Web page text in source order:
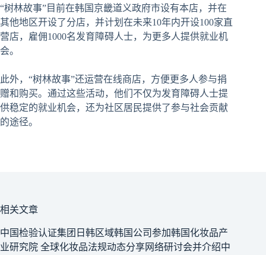
“树林故事”目前在韩国京畿道义政府市设有本店，并在
其他地区开设了分店，并计划在未来10年内开设100家直
营店，雇佣1000名发育障碍人士，为更多人提供就业机
会。
此外，“树林故事”还运营在线商店，方便更多人参与捐
赠和购买。通过这些活动，他们不仅为发育障碍人士提
供稳定的就业机会，还为社区居民提供了参与社会贡献
的途径。
相关文章
中国检验认证集团日韩区域韩国公司参加韩国化妆品产
业研究院 全球化妆品法规动态分享网络研讨会并介绍中